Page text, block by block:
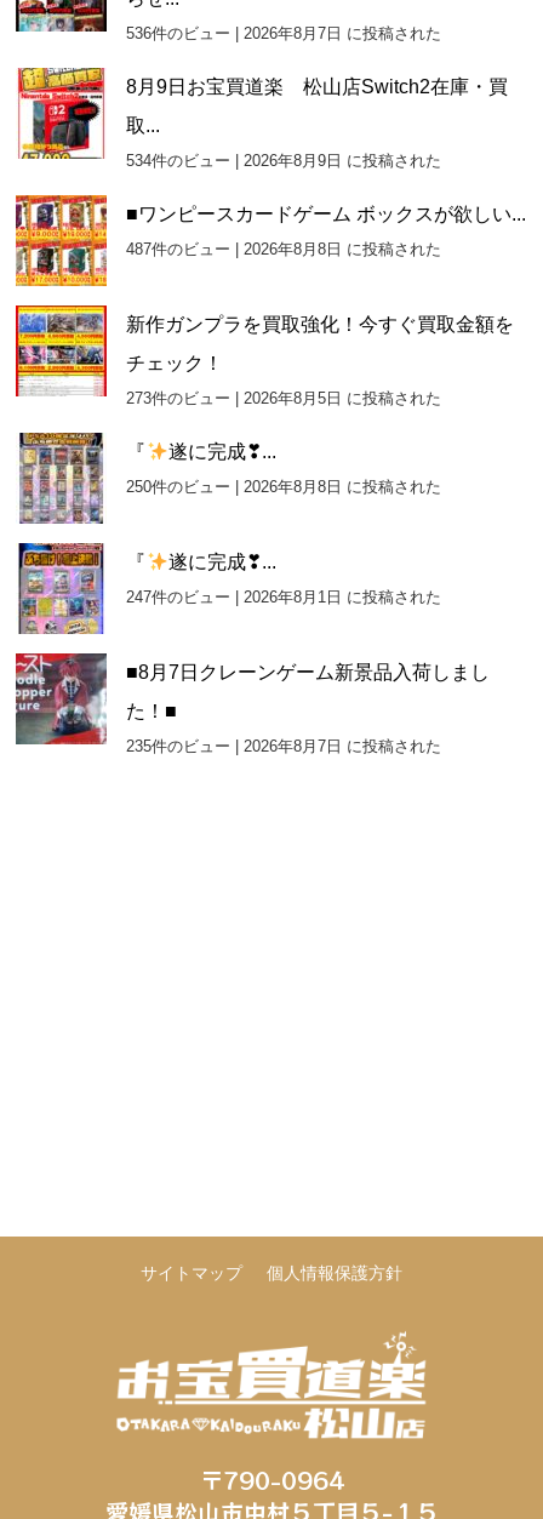
536件のビュー |2026年8月7日 に投稿された
8月9日お宝買道楽 松山店Switch2在庫・買
取...
534件のビュー |2026年8月9日 に投稿された
■ワンピースカードゲーム ボックスが欲しい...
487件のビュー |2026年8月8日 に投稿された
新作ガンプラを買取強化！今すぐ買取金額を
チェック！
273件のビュー |2026年8月5日 に投稿された
『 遂に完成❣...
250件のビュー |2026年8月8日 に投稿された
『 遂に完成❣...
247件のビュー |2026年8月1日 に投稿された
■8月7日クレーンゲーム新景品入荷しまし
た！■
235件のビュー |2026年8月7日 に投稿された
サイトマップ 個人情報保護方針
〒790-0964
愛媛県松山市中村５丁目５−１５